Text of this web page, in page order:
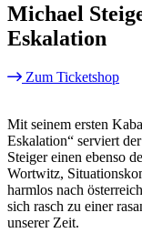
Michael
Eskalation
Zum Ticketshop
Mit seinem ersten
Eskalation“ serviert
Steiger einen ebenso
Wortwitz,
harmlos nach
sich rasch zu einer
unserer Zeit.